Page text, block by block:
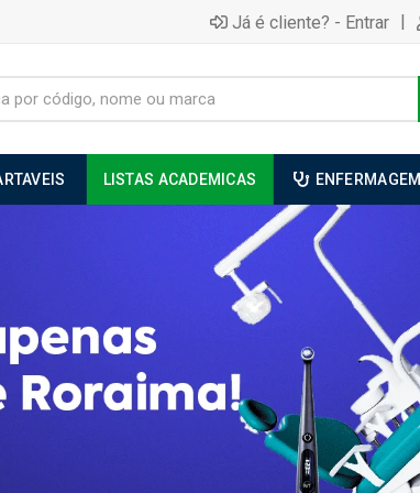
Já é cliente? - Entrar |
LISTAS ACADEMICAS ENFERMAGEM